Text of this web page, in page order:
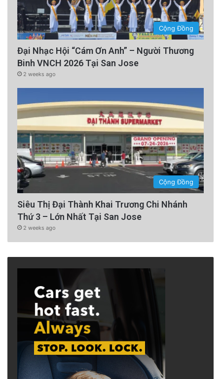
Cộng Đồng
Đại Nhạc Hội “Cám Ơn Anh” – Người Thương
Binh VNCH 2026 Tại San Jose
2 weeks ago
Cộng Đồng
Siêu Thị Đại Thành Khai Trương Chi Nhánh
Thứ 3 – Lớn Nhất Tại San Jose
2 weeks ago